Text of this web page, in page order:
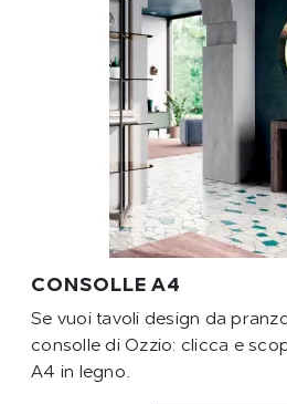
CONSOLLE A4
Se vuoi tavoli design da
consolle di Ozzio: clicca e
A4 in legno.